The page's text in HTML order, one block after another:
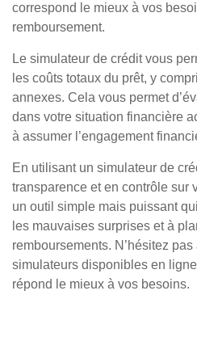
correspond le mieux à vos
remboursement.
Le simulateur de crédit vous
les coûts totaux du prêt, y
annexes. Cela vous permet
dans votre situation financière
à assumer l’engagement
En utilisant un simulateur de
transparence et en contrôle sur
un outil simple mais puissant
les mauvaises surprises et à
remboursements. N’hésitez
simulateurs disponibles en
répond le mieux à vos besoins.